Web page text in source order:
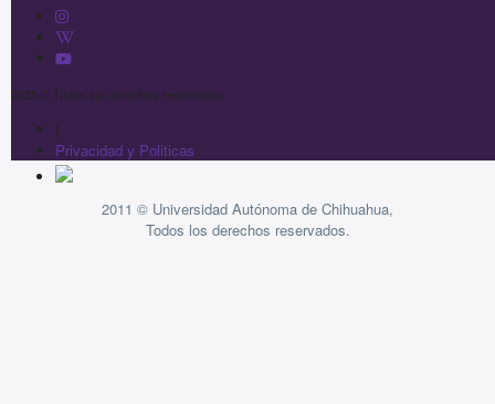
2025 © Todos los derechos reservados
|
Privacidad y Politicas
2011 © Universidad Autónoma de Chihuahua,
Todos los derechos reservados.